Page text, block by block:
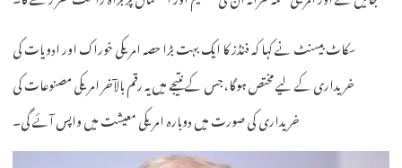
سکاٹ بیسنٹ نے کہا کہ فنڈز کا ایک بہت بڑا حصہ امریکی خوراک اور ادویات کی
خریداری کے لیے مختص ہوگا، جس کے نتیجے میں یہ رقم بالآخر امریکی مصنوعات کی
خریداری کی صورت میں دوبارہ امریکی معیشت میں واپس آئے گی۔